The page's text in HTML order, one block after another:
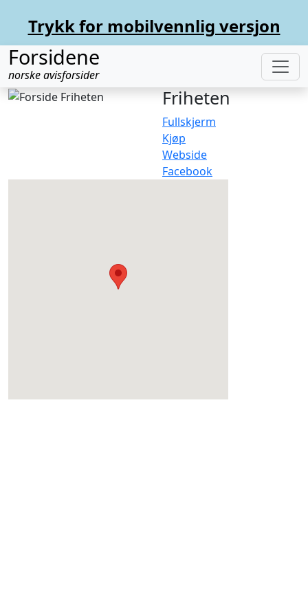
Trykk for mobilvennlig versjon
Forsidene
norske avisforsider
Friheten
Fullskjerm
Kjøp
Webside
Facebook